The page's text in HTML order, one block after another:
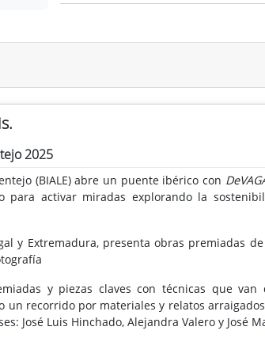
2025
(BIALE) abre un puente ibérico con
para activar miradas explorando la
y Extremadura, presenta obras premiadas
y piezas claves con técnicas que
un recorrido por materiales y relatos
José Luis Hinchado, Alejandra Valero y José